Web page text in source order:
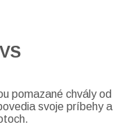
pomazané chvály od
svoje príbehy a